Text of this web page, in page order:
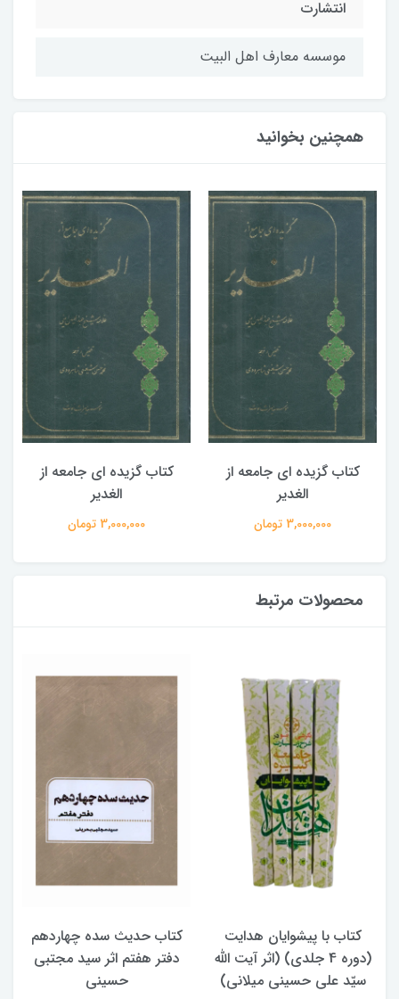
انتشارت
موسسه معارف اهل البيت
همچنین بخوانید
کتاب گزیده ای جامعه از
الغدیر
3,000,000 تومان
کتاب گزیده ای جامعه از
الغدیر
3,000,000 تومان
محصولات مرتبط
کتاب حدیث سده چهاردهم
دفتر هفتم اثر سید مجتبی
حسینی
کتاب آفاق الولایه فی فقه
الامامه (2 جلدی)
950,000 تومان